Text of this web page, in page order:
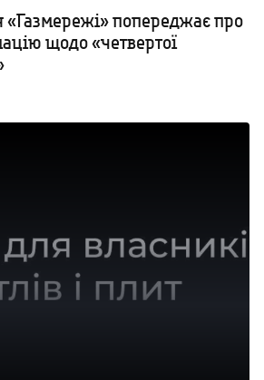
«Газмережі» попереджає про
щодо «четвертої